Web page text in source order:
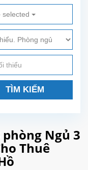
selected
TÌM KIẾM
phòng Ngủ 3
Thuê